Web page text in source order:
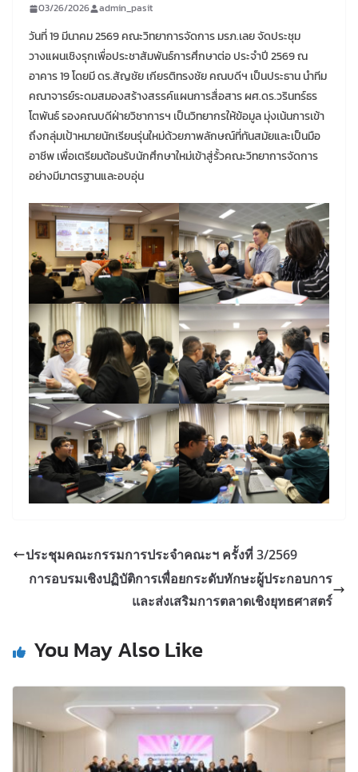
03/26/2026 admin_pasit
วันที่ 19 มีนาคม 2569 คณะวิทยาการจัดการ มรภ.เลย จัดประชุม
วางแผนเชิงรุกเพื่อประชาสัมพันธ์การศึกษาต่อ ประจำปี 2569 ณ
อาคาร 19 โดยมี ดร.สัญชัย เกียรติทรงชัย คณบดีฯ เป็นประธาน นำทีม
คณาจารย์ระดมสมองสร้างสรรค์แผนการสื่อสาร ผศ.ดร.วรินทร์ธร
โตพันธ์ รองคณบดีฝ่ายวิชาการฯ เป็นวิทยากรให้ข้อมูล มุ่งเน้นการเข้า
ถึงกลุ่มเป้าหมายนักเรียนรุ่นใหม่ด้วยภาพลักษณ์ที่ทันสมัยและเป็นมือ
อาชีพ เพื่อเตรียมต้อนรับนักศึกษาใหม่เข้าสู่รั้วคณะวิทยาการจัดการ
อย่างมีมาตรฐานและอบอุ่น
ประชุมคณะกรรมการประจำคณะฯ ครั้งที่ 3/2569
การอบรมเชิงปฏิบัติการเพื่อยกระดับทักษะผู้ประกอบการ
และส่งเสริมการตลาดเชิงยุทธศาสตร์
You May Also Like